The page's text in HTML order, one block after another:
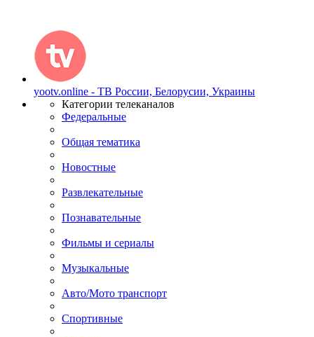
yootv.online - ТВ России, Белорусии, Украины
Категории телеканалов
Федеральные
Общая тематика
Новостные
Развлекательные
Познавательные
Фильмы и сериалы
Музыкальные
Авто/Мото транспорт
Спортивные